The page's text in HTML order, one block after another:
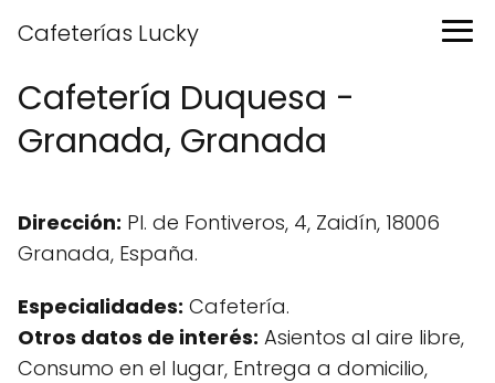
Cafeterías Lucky
Cafetería Duquesa -
Granada, Granada
Dirección: Pl. de Fontiveros, 4, Zaidín, 18006
Granada, España.
Especialidades: Cafetería.
Otros datos de interés: Asientos al aire libre,
Consumo en el lugar, Entrega a domicilio,